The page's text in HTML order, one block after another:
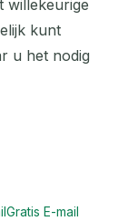
willekeurige
kunt
u het nodig
Gratis E-mail